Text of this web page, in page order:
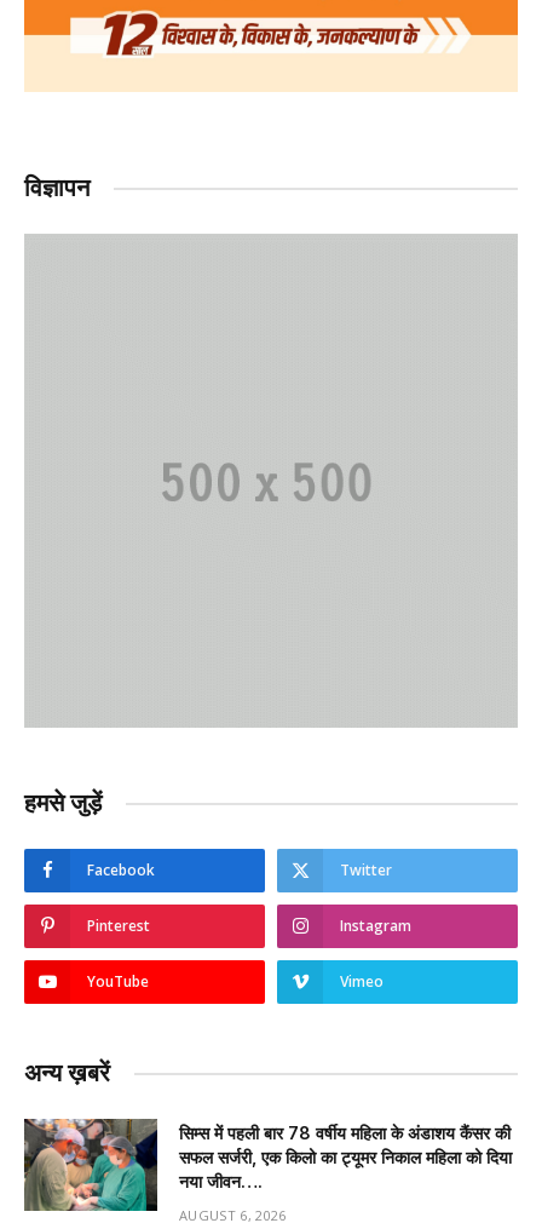
विज्ञापन
हमसे जुड़ें
Facebook Twitter
Pinterest Instagram
YouTube Vimeo
अन्य ख़बरें
सिम्स में पहली बार 78 वर्षीय महिला के अंडाशय कैंसर की
सफल सर्जरी, एक किलो का ट्यूमर निकाल महिला को दिया
नया जीवन….
AUGUST 6, 2026